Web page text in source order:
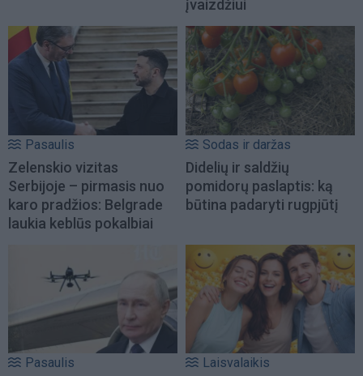
įvaizdžiui
Pasaulis
Zelenskio vizitas
Serbijoje – pirmasis nuo
karo pradžios: Belgrade
laukia keblūs pokalbiai
Sodas ir daržas
Didelių ir saldžių
pomidorų paslaptis: ką
būtina padaryti rugpjūtį
Pasaulis Laisvalaikis